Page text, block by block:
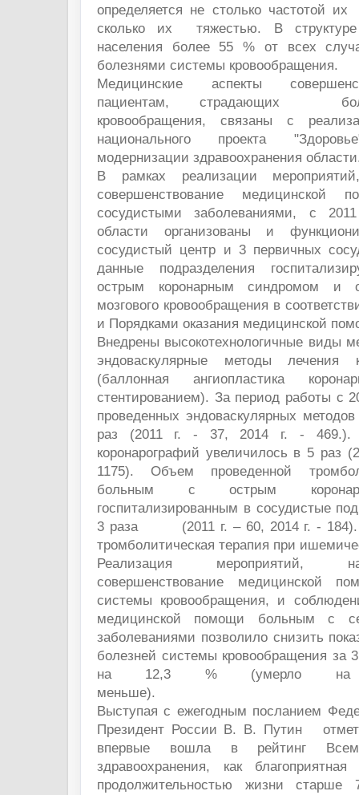
определяется не столько частотой их
сколько их тяжестью. В
населения более 55 % от всех
болезнями системы кровообращения.
Медицинские аспекты
пациентам, страдающих
кровообращения, связаны с
национального проекта
модернизации здравоохранения
В рамках реализации
совершенствование
сосудистыми заболеваниями, с
области организованы и
сосудистый центр и 3 первичных
данные подразделения
острым коронарным синдромом и
мозгового кровообращения в
и Порядками оказания медицинской
Внедрены высокотехнологичные виды
эндоваскулярные методы лечения
(баллонная ангиопластика
стентированием). За период работы с
проведенных эндоваскулярных
раз (2011 г. - 37, 2014 г. - 469.).
коронарографий увеличилось в 5 раз
1175). Объем проведенной
больным с острым
госпитализированным в сосудистые
3 раза (2011 г. – 60, 2014 г. - 184).
тромболитическая терапия при
Реализация мероприятий,
совершенствование медицинской
системы кровообращения, и
медицинской помощи больным с
заболеваниями позволило снизить
болезней системы кровообращения за
на 12,3 % (умерло на
меньше).
Выступая с ежегодным посланием
Президент России В. В. Путин
впервые вошла в рейтинг
здравоохранения, как
продолжительностью жизни старше